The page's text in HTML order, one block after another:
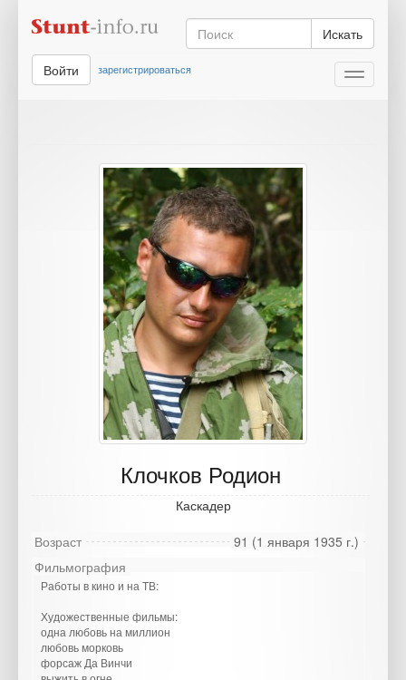
Искать
Toggle
Войти зарегистрироваться
Клочков Родион
Каскадер
91 (1 января 1935 г.)
Возраст
Фильмография
Работы в кино и на ТВ:
Художественные фильмы:
одна любовь на миллион
любовь морковь
форсаж Да Винчи